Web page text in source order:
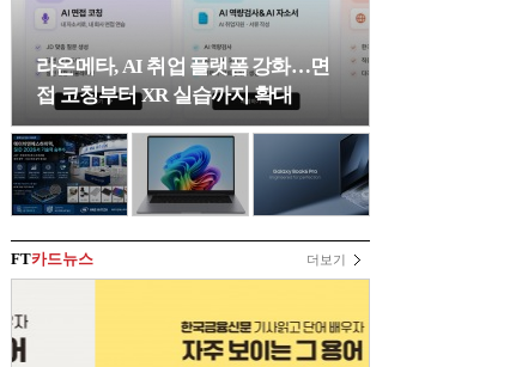
라온메타, AI 취업 플랫폼 강화…면
접 코칭부터 XR 실습까지 확대
FT카드뉴스 더보기